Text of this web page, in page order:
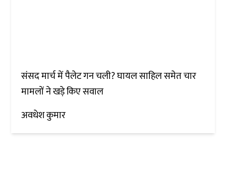
संसद मार्च में पैलेट गन चली? घायल साहिल समेत चार
मामलों ने खड़े किए सवाल
अवधेश कुमार